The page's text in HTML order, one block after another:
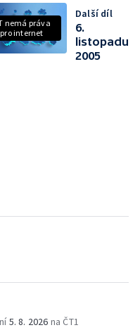
nemá práva
pro internet
Další díl
6.
listopadu
2005
5. 8. 2026 na ČT1